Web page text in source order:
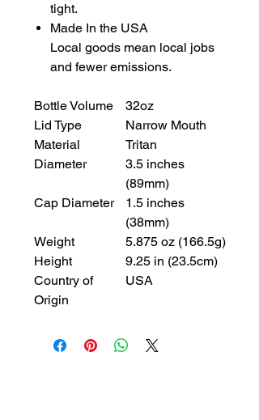
tight.
Made In the USA
Local goods mean local jobs
and fewer emissions.
Bottle Volume
32oz
Lid Type
Narrow Mouth
Material
Tritan
Diameter
3.5 inches
(89mm)
Cap Diameter
1.5 inches
(38mm)
Weight
5.875 oz (166.5g)
Height
9.25 in (23.5cm)
Country of
Origin
USA